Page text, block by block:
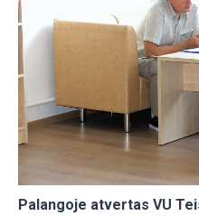
Palangoje atvertas VU